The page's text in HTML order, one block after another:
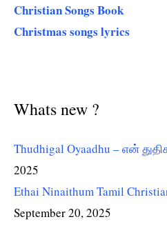
Christian Songs Book
Christmas songs lyrics
Whats new ?
Thudhigal Oyaadhu – என்
2025
Ethai Ninaithum Tamil
September 20, 2025